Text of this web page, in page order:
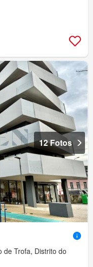
12 Fotos
de Trofa, Distrito do